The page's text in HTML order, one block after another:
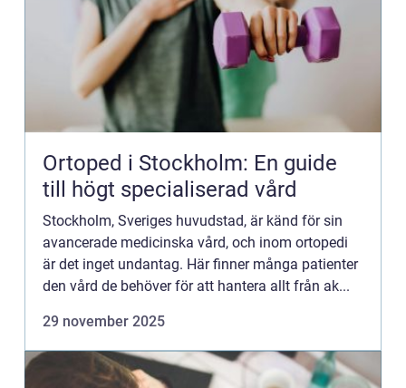
Ortoped i Stockholm: En guide
till högt specialiserad vård
Stockholm, Sveriges huvudstad, är känd för sin
avancerade medicinska vård, och inom ortopedi
är det inget undantag. Här finner många patienter
den vård de behöver för att hantera allt från ak...
29 november 2025